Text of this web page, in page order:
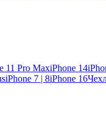
11 Pro MaxiPhone 14
iPhone 7 | 8iPhone 16